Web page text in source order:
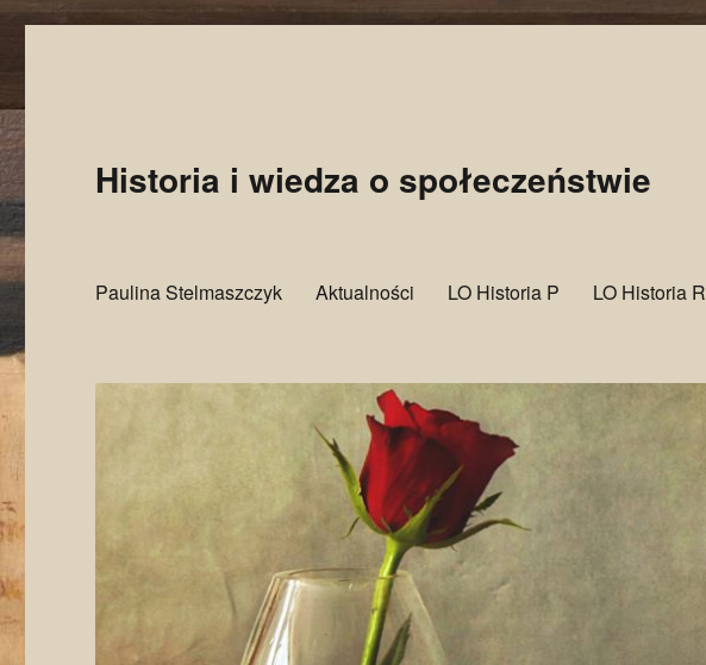
Historia i wiedza o społeczeństwie
Paulina Stelmaszczyk Aktualności LO Historia P LO Historia R